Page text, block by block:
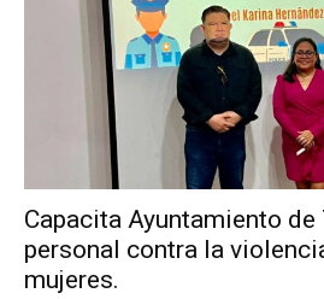
Capacita Ayuntamiento de
personal contra la
mujeres.